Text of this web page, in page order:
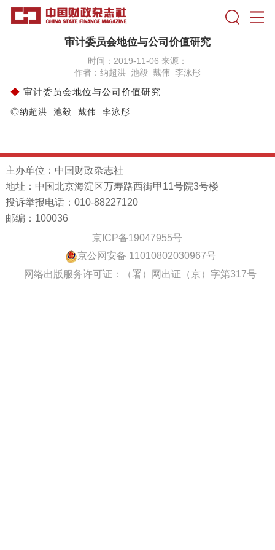
审计委员会地位与公司价值研究
时间：2019-11-06 来源：
作者：纳超洪 池毅 戴伟 李泳彤
◆ 审计委员会地位与公司价值研究
◎纳超洪 池毅 戴伟 李泳彤
主办单位：中国财政杂志社
地址：中国北京海淀区万寿路西街甲11号院3号楼
投诉举报电话：010-88227120
邮编：100036
京ICP备19047955号
京公网安备 11010802030967号
网络出版服务许可证：（署）网出证（京）字第317号